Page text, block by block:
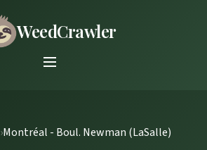
WeedCrawler
›Montréal - Boul. Newman (LaSalle)